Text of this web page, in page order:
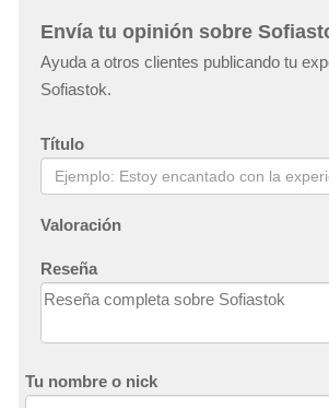
Envía tu opinión sobre
Ayuda a otros clientes publicando tu
Sofiastok.
Título
Valoración
Reseña
Tu nombre o nick